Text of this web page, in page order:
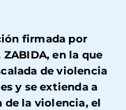
firmada por
en la que
de violencia
y se extienda a
de la violencia, el